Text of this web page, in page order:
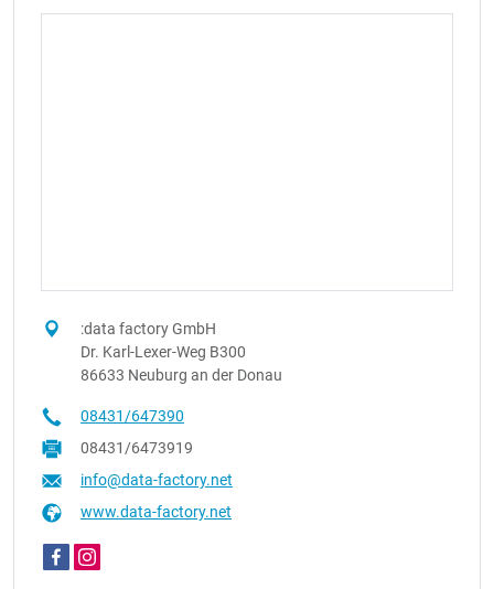
:data factory GmbH
Dr. Karl-Lexer-Weg B300
86633 Neuburg an der Donau
08431/647390
08431/6473919
info@data-factory.net
www.data-factory.net